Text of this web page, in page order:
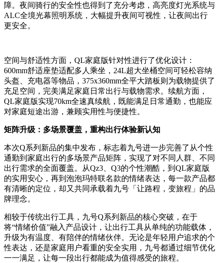
障。夜间骑行的安全性也得到了充分考虑，高亮度灯光系统与
ALC全境光幕照明系统，大幅提升夜间可视性，让夜间出行
更安全。
空间与舒适性方面，QL家庭版针对性进行了优化设计：
600mm舒适座垫适配多人乘坐，24L超大坐桶空间可轻松容纳
头盔、充电器等物品，375x360mm全平大踏板则为载物提供了
充足空间，完美满足家庭日常出行与载物需求。续航方面，
QL家庭版实现70km全速真续航，既能满足日常通勤，也能应
对家庭短途出游，兼顾实用性与便捷性。
矩阵升级：多场景覆盖，重构出行体验新认知
本次Q系列新品的集中发布，标志着九号进一步完善了从个性
通勤到家庭出行的多场景产品矩阵，实现了对不同人群、不同
出行需求的全面覆盖。从Qz3、Q3的个性潮酷，到QL家庭版
的实用安心，再到泡泡玛特联名款的情绪表达，每一款产品都
有清晰的定位，却又共同承载着九号「让路程，变旅程」的品
牌理念。
相较于传统出行工具，九号Q系列新品的核心突破，在于
将“情绪价值”融入产品设计，让出行工具从单纯的功能载体，
升级为有温度、有陪伴的情绪伙伴。无论是年轻用户追求的个
性表达，还是家庭用户看重的安全实用，九号都通过细节优化
一一满足，让每一段出行都能成为值得感受的旅程。